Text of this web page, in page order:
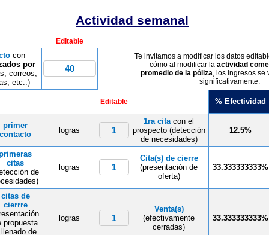
Actividad semanal
Editable
con
por
correos,
etc..)
Te invitamos a modificar los datos
cómo al modificar la actividad
promedio de la póliza, los ingresos se
significativamente.
Editable % Efectividad
primer
contacto
logras
1ra cita con el
prospecto (detección
de necesidades)
12.5%
citas
de
logras
Cita(s) de cierre
(presentación de
oferta)
33.333333333%
citas de
cierrre
propuesta
de
logras
Venta(s)
(efectivamente
cerradas)
33.333333333%